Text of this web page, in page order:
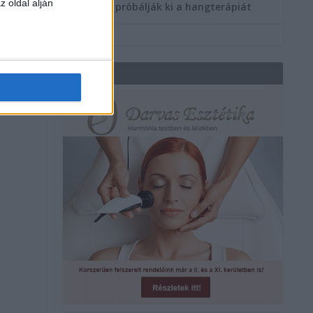
oldal alján
többen próbálják ki a hangterápiát
REKLÁM